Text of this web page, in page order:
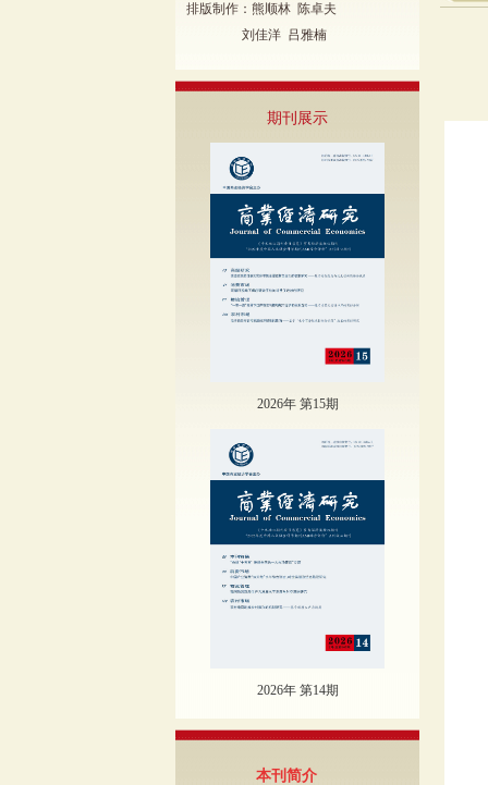
排版制作：熊顺林 陈卓夫
刘佳洋 吕雅楠
期刊展示
2026年 第15期
2026年 第14期
本刊简介